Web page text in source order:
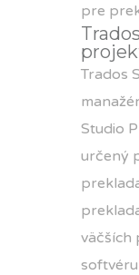
pre
Trados
Studio
určený
väčších